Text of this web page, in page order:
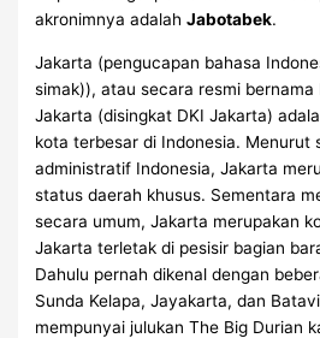
akronimnya adalahJabotabek.
Jakarta (pengucapan bahasa
simak)), atau secara resmi bernama
Jakarta (disingkat DKI Jakarta)
kota terbesar di Indonesia. Menurut
administratif Indonesia, Jakarta
status daerah khusus. Sementara
secara umum, Jakarta merupakan
Jakarta terletak di pesisir bagian
Dahulu pernah dikenal dengan
Sunda Kelapa, Jayakarta, dan
mempunyai julukan The Big Durian